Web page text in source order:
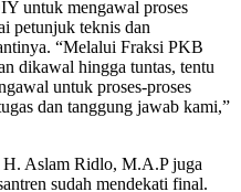
untuk mengawal proses
petunjuk teknis dan
“Melalui Fraksi PKB
dikawal hingga tuntas, tentu
untuk proses-proses
dan tanggung jawab kami,”
Aslam Ridlo, M.A.P juga
sudah mendekati final.